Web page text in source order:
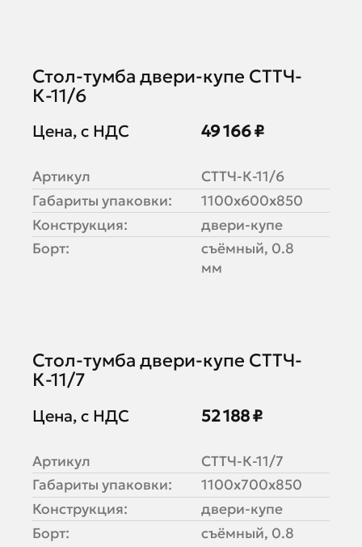
Стол-тумба двери-купе СТТЧ-
К-11/6
Цена, с НДС 49 166 ₽
Артикул
СТТЧ-К-11/6
Габариты упаковки:
1100х600х850
Конструкция:
двери-купе
Борт:
съёмный, 0.8
мм
Стол-тумба двери-купе СТТЧ-
К-11/7
Цена, с НДС 52 188 ₽
Артикул
СТТЧ-К-11/7
Габариты упаковки:
1100х700х850
Конструкция:
двери-купе
Борт:
съёмный, 0.8